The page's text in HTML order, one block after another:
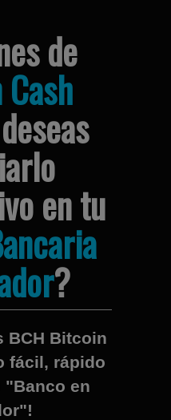
de
en tu
?
BCH Bitcoin
fácil, rápido
"Banco en